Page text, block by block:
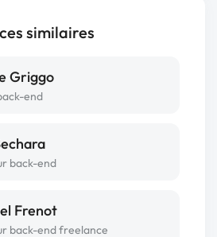
similaires
Griggo
end
back-end
Frenot
back-end freelance